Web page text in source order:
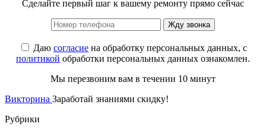
Сделайте первый шаг к вашему ремонту прямо сейчас
Жду звонка
Даю согласие на обработку персональных данных, с
политикой обработки персональных данных ознакомлен.
Мы перезвоним вам в течении 10 минут
Викторина Заработай знаниями скидку!
Рубрики